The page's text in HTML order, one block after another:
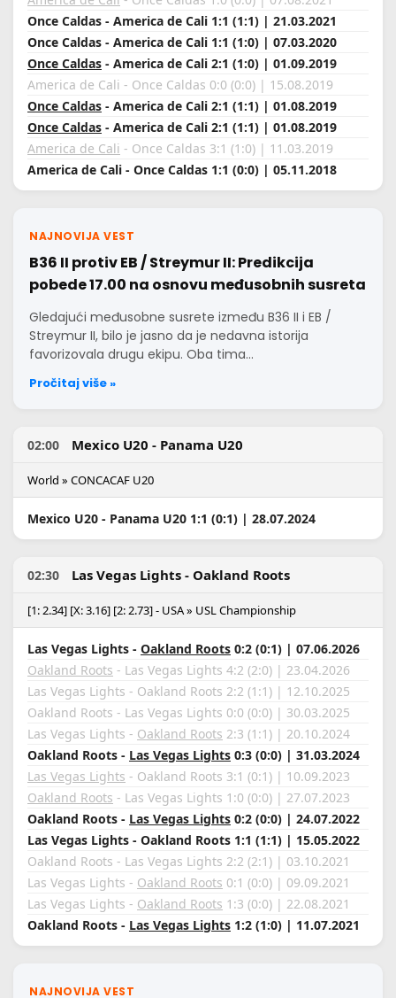
Once Caldas - America de Cali 1:1 (1:1) | 21.03.2021
Once Caldas - America de Cali 1:1 (1:0) | 07.03.2020
Once Caldas - America de Cali 2:1 (1:0) | 01.09.2019
America de Cali - Once Caldas 0:0 (0:0) | 15.08.2019
Once Caldas - America de Cali 2:1 (1:1) | 01.08.2019
Once Caldas - America de Cali 2:1 (1:1) | 01.08.2019
America de Cali - Once Caldas 3:1 (1:0) | 11.03.2019
America de Cali - Once Caldas 1:1 (0:0) | 05.11.2018
NAJNOVIJA VEST
B36 II protiv EB / Streymur II: Predikcija
pobede 17.00 na osnovu međusobnih susreta
Gledajući međusobne susrete između B36 II i EB /
Streymur II, bilo je jasno da je nedavna istorija
favorizovala drugu ekipu. Oba tima…
Pročitaj više »
02:00 Mexico U20 - Panama U20
World » CONCACAF U20
Mexico U20 - Panama U20 1:1 (0:1) | 28.07.2024
02:30 Las Vegas Lights - Oakland Roots
[1: 2.34] [X: 3.16] [2: 2.73] - USA » USL Championship
Las Vegas Lights - Oakland Roots 0:2 (0:1) | 07.06.2026
Oakland Roots - Las Vegas Lights 4:2 (2:0) | 23.04.2026
Las Vegas Lights - Oakland Roots 2:2 (1:1) | 12.10.2025
Oakland Roots - Las Vegas Lights 0:0 (0:0) | 30.03.2025
Las Vegas Lights - Oakland Roots 2:3 (1:1) | 20.10.2024
Oakland Roots - Las Vegas Lights 0:3 (0:0) | 31.03.2024
Las Vegas Lights - Oakland Roots 3:1 (0:1) | 10.09.2023
Oakland Roots - Las Vegas Lights 1:0 (0:0) | 27.07.2023
Oakland Roots - Las Vegas Lights 0:2 (0:0) | 24.07.2022
Las Vegas Lights - Oakland Roots 1:1 (1:1) | 15.05.2022
Oakland Roots - Las Vegas Lights 2:2 (2:1) | 03.10.2021
Las Vegas Lights - Oakland Roots 0:1 (0:0) | 09.09.2021
Las Vegas Lights - Oakland Roots 1:3 (0:0) | 22.08.2021
Oakland Roots - Las Vegas Lights 1:2 (1:0) | 11.07.2021
NAJNOVIJA VEST